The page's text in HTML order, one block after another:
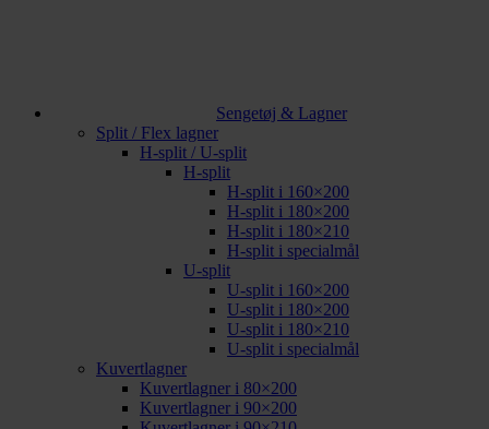
Sengetøj & Lagner
Split / Flex lagner
H-split / U-split
H-split
H-split i 160×200
H-split i 180×200
H-split i 180×210
H-split i specialmål
U-split
U-split i 160×200
U-split i 180×200
U-split i 180×210
U-split i specialmål
Kuvertlagner
Kuvertlagner i 80×200
Kuvertlagner i 90×200